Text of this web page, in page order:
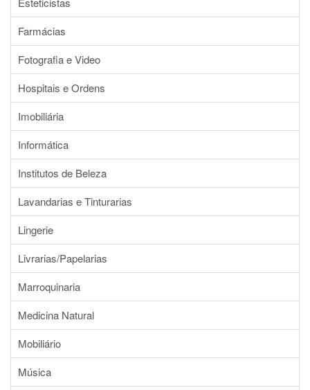
Farmácias
Fotografia e Video
Hospitais e Ordens
Imobiliária
Informática
Institutos de Beleza
Lavandarias e Tinturarias
Lingerie
Livrarias/Papelarias
Marroquinaria
Medicina Natural
Mobiliário
Música